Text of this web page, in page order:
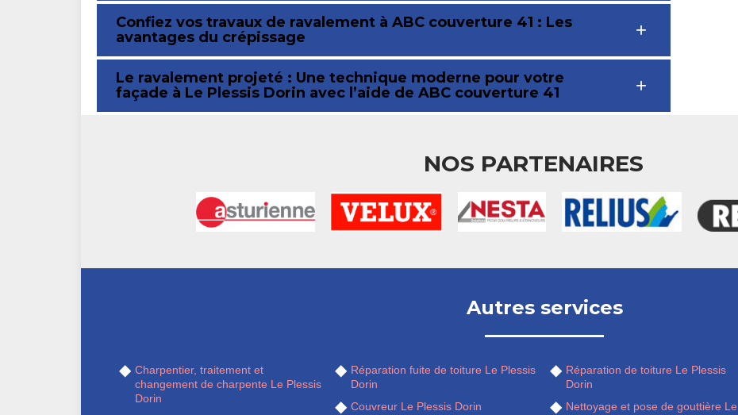
Confiez vos travaux de ravalement à ABC couverture 41 : Les
avantages du crépissage
Le ravalement projeté : Une technique moderne pour votre
façade à Le Plessis Dorin avec l’aide de ABC couverture 41
NOS PARTENAIRES
Autres services
Charpentier, traitement et
changement de charpente Le Plessis
Dorin
Réparation fuite de toiture Le Plessis
Dorin
Couvreur Le Plessis Dorin
Réparation de toiture Le Plessis
Dorin
Nettoyage et pose de gouttière Le